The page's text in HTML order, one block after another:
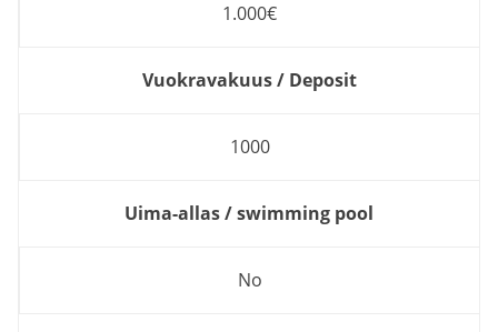
1.000€
Vuokravakuus / Deposit
1000
Uima-allas / swimming pool
No